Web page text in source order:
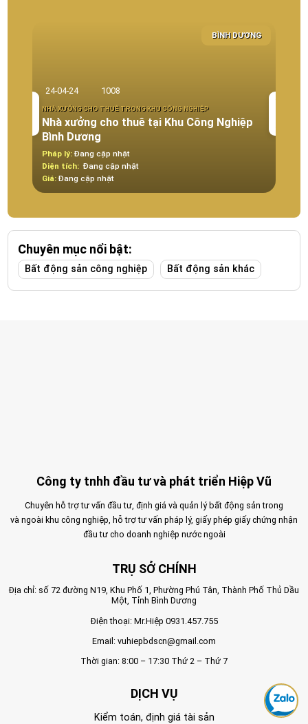
BÌNH DƯƠNG
24-04-24 1008
NHÀ XƯỞNG CHO THUÊ TRONG KHU CÔNG NGHIỆP
Nhà xưởng cho thuê tại Khu Công Nghiệp
Bình Dương
Pháp lý: Đang cập nhật
Diện tích: Đang cập nhật
Giá: Đang cập nhật
Chuyên mục nổi bật:
Bất động sản công nghiệp Bất động sản khác
Công ty tnhh đầu tư và phát triển Hiệp Vũ
Chuyên hỗ trợ tư vấn đầu tư, định giá và quản lý bất động sản trong
và ngoài khu công nghiệp, hỗ trợ tư vấn pháp lý, giấy phép giấy chứng nhận
đầu tư cho doanh nghiệp nước ngoài
TRỤ SỞ CHÍNH
Địa chỉ: số 72 đường N19, Khu Phố 1, Phường Phú Tân, Thành Phố Thủ Dầu
Một, Tỉnh Bình Dương
Điện thoại: Mr.Hiệp 0931.457.755
Email: vuhiepbdscn@gmail.com
Thời gian: 8:00 – 17:30 Thứ 2 – Thứ 7
DỊCH VỤ
Kiểm toán, định giá tài sản